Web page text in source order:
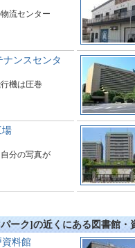
流センター
ンスセンタ
機は圧巻
場
分の写真が
ーク]の近くにある図書館・
料館